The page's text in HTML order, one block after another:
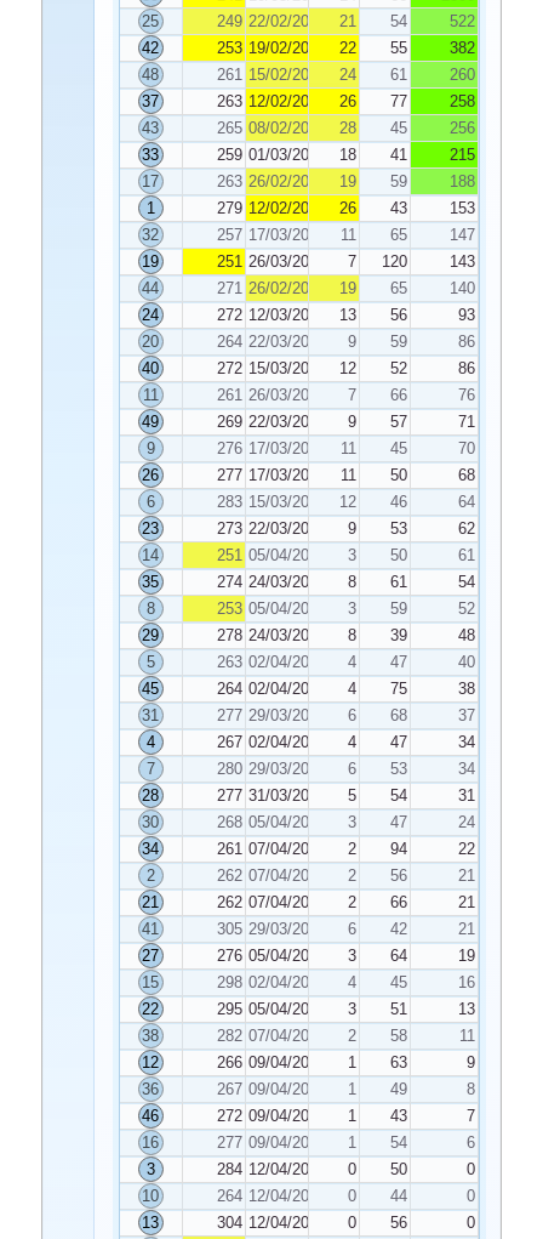
25
249 22/02/2025 21 54
522
42
253 19/02/2025 22 55
382
48
261 15/02/2025 24 61
260
37
263 12/02/2025 26 77
258
43
265 08/02/2025 28 45
256
33
259 01/03/2025 18 41
215
17
263 26/02/2025 19 59
188
1
279 12/02/2025 26 43
153
32
257 17/03/2025 11 65
147
19
251 26/03/2025 7 120
143
44
271 26/02/2025 19 65
140
24
272 12/03/2025 13 56
93
20
264 22/03/2025 9 59
86
40
272 15/03/2025 12 52
86
11
261 26/03/2025 7 66
76
49
269 22/03/2025 9 57
71
9
276 17/03/2025 11 45
70
26
277 17/03/2025 11 50
68
6
283 15/03/2025 12 46
64
23
273 22/03/2025 9 53
62
14
251 05/04/2025 3 50
61
35
274 24/03/2025 8 61
54
8
253 05/04/2025 3 59
52
29
278 24/03/2025 8 39
48
5
263 02/04/2025 4 47
40
45
264 02/04/2025 4 75
38
31
277 29/03/2025 6 68
37
4
267 02/04/2025 4 47
34
7
280 29/03/2025 6 53
34
28
277 31/03/2025 5 54
31
30
268 05/04/2025 3 47
24
34
261 07/04/2025 2 94
22
2
262 07/04/2025 2 56
21
21
262 07/04/2025 2 66
21
41
305 29/03/2025 6 42
21
27
276 05/04/2025 3 64
19
15
298 02/04/2025 4 45
16
22
295 05/04/2025 3 51
13
38
282 07/04/2025 2 58
11
12
266 09/04/2025 1 63
9
36
267 09/04/2025 1 49
8
46
272 09/04/2025 1 43
7
16
277 09/04/2025 1 54
6
3
284 12/04/2025 0 50
0
10
264 12/04/2025 0 44
0
13
304 12/04/2025 0 56
0